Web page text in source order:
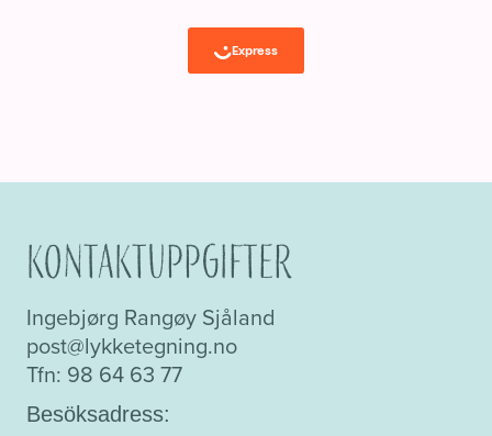
Kontaktuppgifter
Ingebjørg Rangøy Sjåland
post@lykketegning.no
Tfn: 98 64 63 77
Besöksadress: